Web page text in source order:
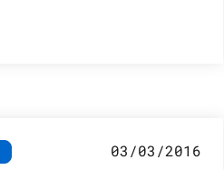
03/03/2016